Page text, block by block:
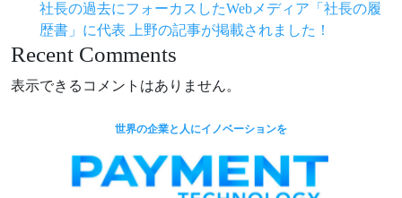
社長の過去にフォーカスしたWebメディア「社長の履
歴書」に代表 上野の記事が掲載されました！
Recent Comments
表示できるコメントはありません。
世界の企業と人にイノベーションを